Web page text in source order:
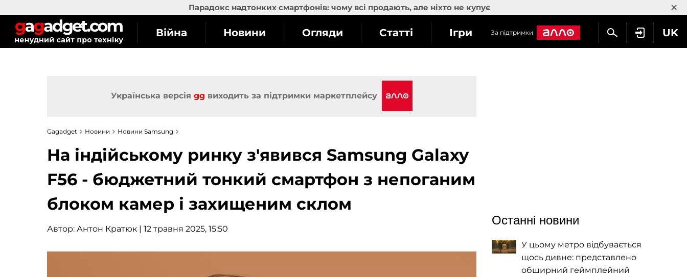
Парадокс надтонких смартфонів: чому всі продають, але ніхто не купує ×
UK
Війна Новини Огляди Статті Ігри За підтримки
Українська версія gg виходить за підтримки маркетплейсу
Gagadget Новини Новини Samsung
На індійському ринку з'явився Samsung Galaxy
F56 - бюджетний тонкий смартфон з непоганим
блоком камер і захищеним склом
Автор: Антон Кратюк | 12 травня 2025, 15:50
Останні новини
У цьому метро відбувається
щось дивне: представлено
обширний геймплейний